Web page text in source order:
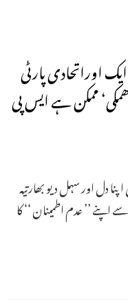
اوراتحادی پارٹی
ممکن ہے ایس پی
دل اور سہل دیو بھارتیہ
’’ عدم اطمینان ‘‘ کا